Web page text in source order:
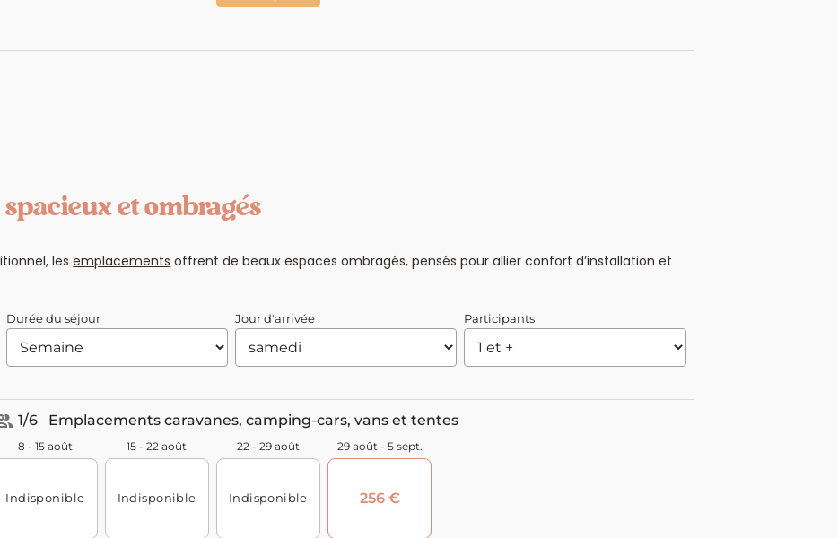
spacieux et ombragés
lesemplacements offrent de beaux espaces ombragés, pensés pour allier confort d’installation et